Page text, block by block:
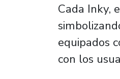
Cada Inky,
equipados
con los